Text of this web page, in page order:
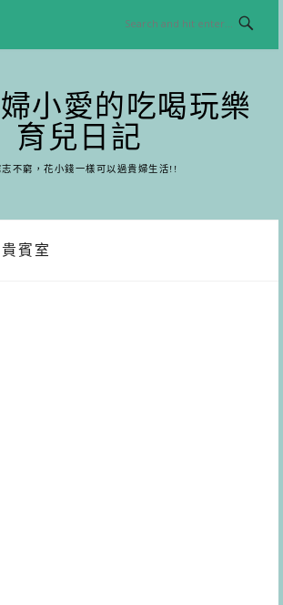
小愛的吃喝玩樂
育兒日記
志不窮，花小錢一樣可以過貴婦生活!!
賓室